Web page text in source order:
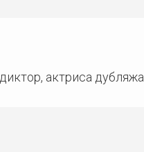
актриса дубляжа.